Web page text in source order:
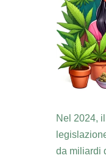
Nel 2024,
da miliardi